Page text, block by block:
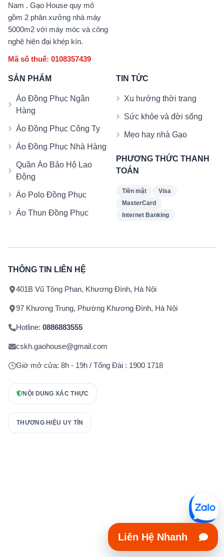
Nam . Gạo House quy mô
gồm 2 phân xưởng nhà máy
5000m2 với máy móc và công
nghệ hiện đại khép kín.
Mã số thuế: 0108357439
SẢN PHẨM
Áo Đồng Phục Ngân
Hàng
Áo Đồng Phục Công Ty
Áo Đồng Phục Nhà Hàng
Quần Áo Bảo Hộ Lao
Động
Áo Polo Đồng Phục
Áo Thun Đồng Phục
TIN TỨC
Xu hướng thời trang
Sức khỏe và đời sống
Mẹo hay nhà Gạo
PHƯƠNG THỨC THANH
TOÁN
Tiền mặt
Visa
MasterCard
Internet Banking
THÔNG TIN LIÊN HỆ
401B Vũ Tông Phan, Khương Đình, Hà Nội
97 Khương Trung, Phường Khương Đình, Hà Nội
Hotline: 0886883555
cskh.gaohouse@gmail.com
Giờ mở cửa: 8h - 19h / Tổng Đài : 1900 1718
NỘI DUNG XÁC THỰC
THƯƠNG HIỆU UY TÍN
Liên Hệ Nhanh